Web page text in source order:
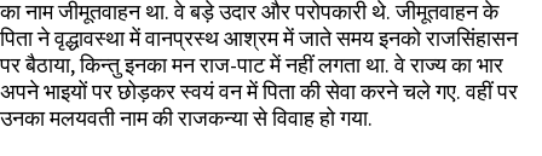
का नाम जीमूतवाहन था. वे बड़े उदार और परोपकारी थे. जीमूतवाहन के
पिता ने वृद्धावस्था में वानप्रस्थ आश्रम में जाते समय इनको राजसिंहासन
पर बैठाया, किन्तु इनका मन राज-पाट में नहीं लगता था. वे राज्य का भार
अपने भाइयों पर छोड़कर स्वयं वन में पिता की सेवा करने चले गए. वहीं पर
उनका मलयवती नाम की राजकन्या से विवाह हो गया.